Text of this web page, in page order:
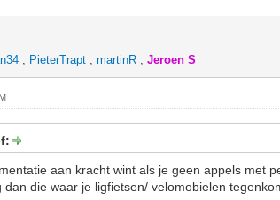
, PieterTrapt ,martinR ,Jeroen S
aan kracht wint als je geen appels met
dan die waar je ligfietsen/ velomobielen